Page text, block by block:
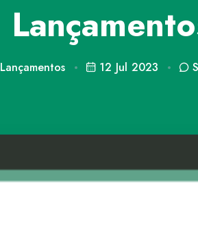
Lançamentos 12 Jul 2023